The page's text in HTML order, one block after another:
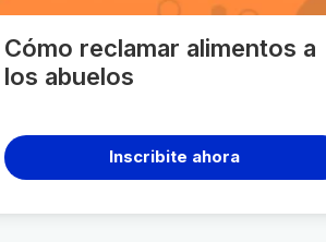
Cómo reclamar alimentos a
los abuelos
Inscribite ahora